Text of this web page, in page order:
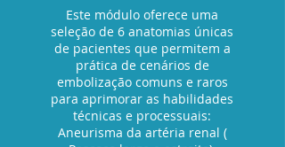
Este módulo oferece uma
seleção de 6 anatomias únicas
de pacientes que permitem a
prática de cenários de
embolização comuns e raros
para aprimorar as habilidades
técnicas e processuais:
Aneurisma da artéria renal (